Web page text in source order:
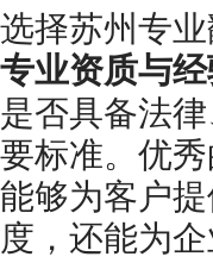
选择苏州专
专业资质与
是否具备法
要标准。优
能够为客户
度，还能为